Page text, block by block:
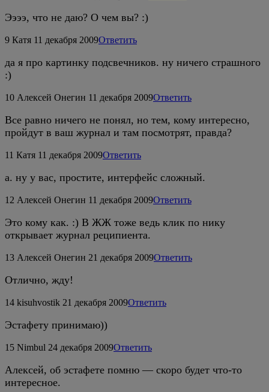
Ээээ, что не даю? О чем вы? :)
9 Катя 11 декабря 2009Ответить
да я про картинку подсвечников. ну ничего страшного
:)
10 Алексей Онегин 11 декабря 2009Ответить
Все равно ничего не понял, но тем, кому интересно,
пройдут в ваш журнал и там посмотрят, правда?
11 Катя 11 декабря 2009Ответить
а. ну у вас, простите, интерфейс сложный.
12 Алексей Онегин 11 декабря 2009Ответить
Это кому как. :) В ЖЖ тоже ведь клик по нику
открывает журнал реципиента.
13 Алексей Онегин 21 декабря 2009Ответить
Отлично, жду!
14 kisuhvostik 21 декабря 2009Ответить
Эстафету принимаю))
15 Nimbul 24 декабря 2009Ответить
Алексей, об эстафете помню — скоро будет что-то
интересное.